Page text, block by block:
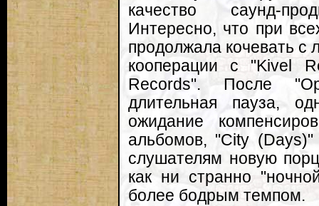
качество саунд-
Интересно, что при
продолжала кочевать с
кооперации с "Kivel
Records". После
длительная пауза,
ожидание
альбомов, "City
слушателям новую
как ни странно
более бодрым темпом.